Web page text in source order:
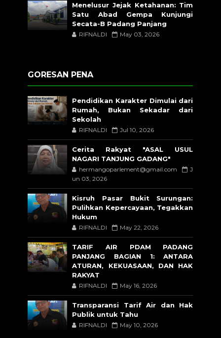
Menelusur Jejak Ketahanan: Tim
Satu Abad Gempa Kunjungi
Secata-B Padang Panjang
RIFNALDI May 03, 2026
GORESAN PENA
Pendidikan Karakter Dimulai dari
Rumah, Bukan Sekadar dari
Sekolah
RIFNALDI Jul 10, 2026
Cerita Rakyat "ASAL USUL
NAGARI TANJUNG GADANG"
hermangoparlement@gmail.com
J
un 03, 2026
Kisruh Pasar Bukit Surungan:
Pulihkan Kepercayaan, Tegakkan
Hukum
RIFNALDI May 22, 2026
TARIF AIR PDAM PADANG
PANJANG BAGIAN 1: ANTARA
ATURAN, KEKUASAAN, DAN HAK
RAKYAT
RIFNALDI May 16, 2026
Transparansi Tarif Air dan Hak
Publik untuk Tahu
RIFNALDI May 10, 2026